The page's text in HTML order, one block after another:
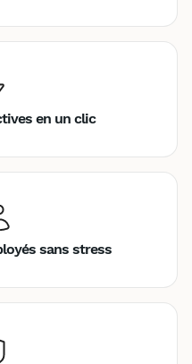
en un clic
sans stress